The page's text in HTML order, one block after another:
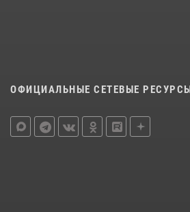
ОФИЦИАЛЬНЫЕ СЕТЕВЫЕ РЕСУРСЫ